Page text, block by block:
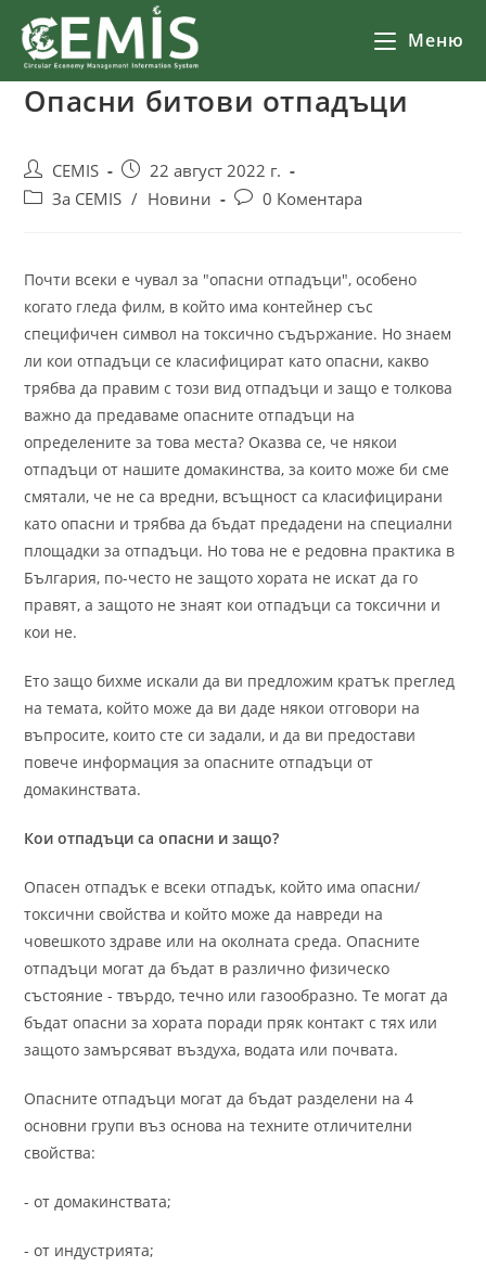
Меню
Опасни битови отпадъци
CEMIS
22 август 2022 г.
За CEMIS / Новини 0 Коментара
Почти всеки е чувал за "опасни отпадъци", особено
когато гледа филм, в който има контейнер със
специфичен символ на токсично съдържание. Но знаем
ли кои отпадъци се класифицират като опасни, какво
трябва да правим с този вид отпадъци и защо е толкова
важно да предаваме опасните отпадъци на
определените за това места? Оказва се, че някои
отпадъци от нашите домакинства, за които може би сме
смятали, че не са вредни, всъщност са класифицирани
като опасни и трябва да бъдат предадени на специални
площадки за отпадъци. Но това не е редовна практика в
България, по-често не защото хората не искат да го
правят, а защото не знаят кои отпадъци са токсични и
кои не.
Ето защо бихме искали да ви предложим кратък преглед
на темата, който може да ви даде някои отговори на
въпросите, които сте си задали, и да ви предостави
повече информация за опасните отпадъци от
домакинствата.
Кои отпадъци са опасни и защо?
Опасен отпадък е всеки отпадък, който има опасни/
токсични свойства и който може да навреди на
човешкото здраве или на околната среда. Опасните
отпадъци могат да бъдат в различно физическо
състояние - твърдо, течно или газообразно. Те могат да
бъдат опасни за хората поради пряк контакт с тях или
защото замърсяват въздуха, водата или почвата.
Опасните отпадъци могат да бъдат разделени на 4
основни групи въз основа на техните отличителни
свойства:
- от домакинствата;
- от индустрията;